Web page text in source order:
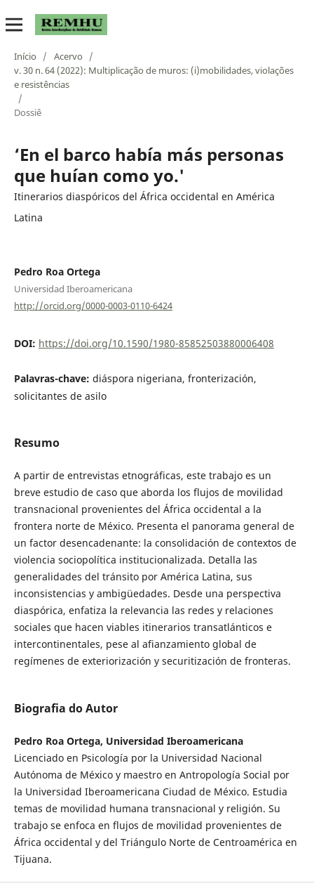
Início / Acervo
/
v. 30 n. 64 (2022): Multiplicação de muros: (i)mobilidades, violações
e resistências
/
Dossiê
‘En el barco había más personas
que huían como yo.'
Itinerarios diaspóricos del África occidental en América
Latina
Pedro Roa Ortega
Universidad Iberoamericana
http://orcid.org/0000-0003-0110-6424
DOI: https://doi.org/10.1590/1980-85852503880006408
Palavras-chave: diáspora nigeriana, fronterización,
solicitantes de asilo
Resumo
A partir de entrevistas etnográficas, este trabajo es un
breve estudio de caso que aborda los flujos de movilidad
transnacional provenientes del África occidental a la
frontera norte de México. Presenta el panorama general de
un factor desencadenante: la consolidación de contextos de
violencia sociopolítica institucionalizada. Detalla las
generalidades del tránsito por América Latina, sus
inconsistencias y ambigüedades. Desde una perspectiva
diaspórica, enfatiza la relevancia las redes y relaciones
sociales que hacen viables itinerarios transatlánticos e
intercontinentales, pese al afianzamiento global de
regímenes de exteriorización y securitización de fronteras.
Biografia do Autor
Pedro Roa Ortega, Universidad Iberoamericana
Licenciado en Psicología por la Universidad Nacional
Autónoma de México y maestro en Antropología Social por
la Universidad Iberoamericana Ciudad de México. Estudia
temas de movilidad humana transnacional y religión. Su
trabajo se enfoca en flujos de movilidad provenientes de
África occidental y del Triángulo Norte de Centroamérica en
Tijuana.